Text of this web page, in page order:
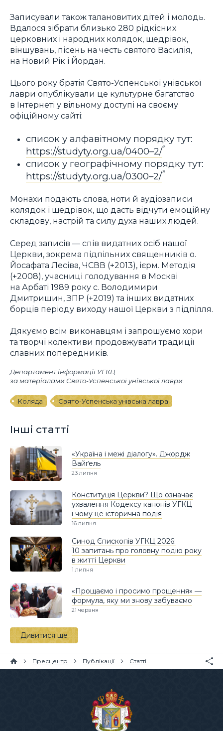
Записували також талановитих дітей і молодь.
Вдалося зібрати близько 280 рідкісних
церковних і народних колядок, щедрівок,
віншувань, пісень на честь святого Василія,
на Новий Рік і Йордан.
Цього року братія Свято-Успенської унівської
лаври опублікували це культурне багатство
в Інтернеті у вільному доступі на своєму
офіційному сайті:
список у алфавітному порядку тут:
https://studyty.org.ua/0400–2/
список у географічному порядку тут:
https://studyty.org.ua/0300–2/
Монахи подають слова, ноти й аудіозаписи
колядок і щедрівок, що дасть відчути емоційну
складову, настрій та силу духа наших людей.
Серед записів — спів видатних осіб нашої
Церкви, зокрема підпільних священників о.
Йосафата Лесіва, ЧСВВ (+2013), ієрм. Методія
(+2008), учасниці голодування в Москві
на Арбаті 1989 року с. Володимири
Дмитришин, ЗПР (+2019) та інших видатних
борців періоду виходу нашої Церкви з підпілля.
Дякуємо всім виконавцям і запрошуємо хори
та творчі колективи продовжувати традиції
славних попередників.
Департамент інформації УГКЦ
за матеріалами Свято-Успенської унівської лаври
Коляда Свято-Успенська унівська лавра
Інші статті
«Україна і межі діалогу». Джордж
Вайґель
23 липня
Конституція Церкви? Що означає
ухвалення Кодексу канонів УГКЦ
і чому це історична подія
16 липня
Синод Єпископів УГКЦ 2026:
10 запитань про головну подію року
в житті Церкви
1 липня
«Прощаємо і просимо прощення» —
формула, яку ми знову забуваємо
21 червня
Дивитися ще
Пресцентр Публікації Статті